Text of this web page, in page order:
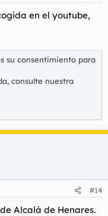
en el youtube,
su consentimiento para
consulte nuestra
#14
Alcalá de Henares.